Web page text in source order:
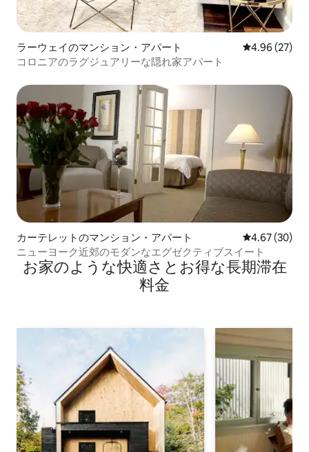
ラーウェイのマンション・アパート レビュー27
4.96 (27)
コロニアのラグジュアリーな隠れ家アパート
カーテレットのマンション・アパート レビュー30
4.67 (30)
ニューヨーク近郊のモダンなエグゼクティブスイート
お家のような快⁠適⁠さ⁠とお⁠得⁠な長⁠期⁠滞⁠在
料⁠金